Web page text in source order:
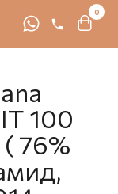
0
100
76%